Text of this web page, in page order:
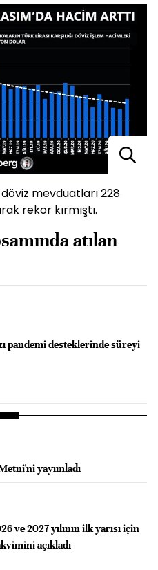
mevduatları 228
rekor kırmıştı.
atılan
pandemi desteklerinde süreyi
yayımladı
ve 2027 yılının ilk yarısı için
açıkladı